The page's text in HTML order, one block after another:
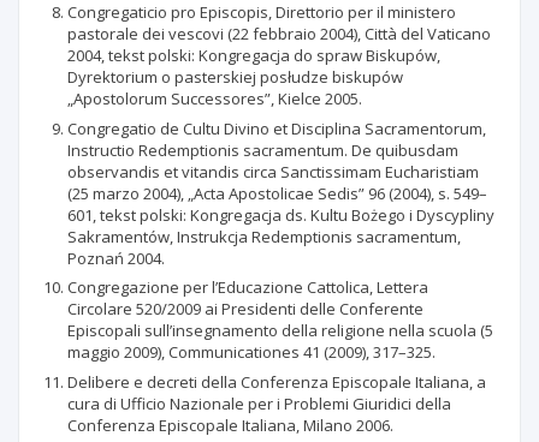
Congregaticio pro Episcopis, Direttorio per il ministero
pastorale dei vescovi (22 febbraio 2004), Città del Vaticano
2004, tekst polski: Kongregacja do spraw Biskupów,
Dyrektorium o pasterskiej posłudze biskupów
„Apostolorum Successores”, Kielce 2005.
Congregatio de Cultu Divino et Disciplina Sacramentorum,
Instructio Redemptionis sacramentum. De quibusdam
observandis et vitandis circa Sanctissimam Eucharistiam
(25 marzo 2004), „Acta Apostolicae Sedis” 96 (2004), s. 549–
601, tekst polski: Kongregacja ds. Kultu Bożego i Dyscypliny
Sakramentów, Instrukcja Redemptionis sacramentum,
Poznań 2004.
Congregazione per l’Educazione Cattolica, Lettera
Circolare 520/2009 ai Presidenti delle Conferente
Episcopali sull’insegnamento della religione nella scuola (5
maggio 2009), Communicationes 41 (2009), 317–325.
Delibere e decreti della Conferenza Episcopale Italiana, a
cura di Ufficio Nazionale per i Problemi Giuridici della
Conferenza Episcopale Italiana, Milano 2006.